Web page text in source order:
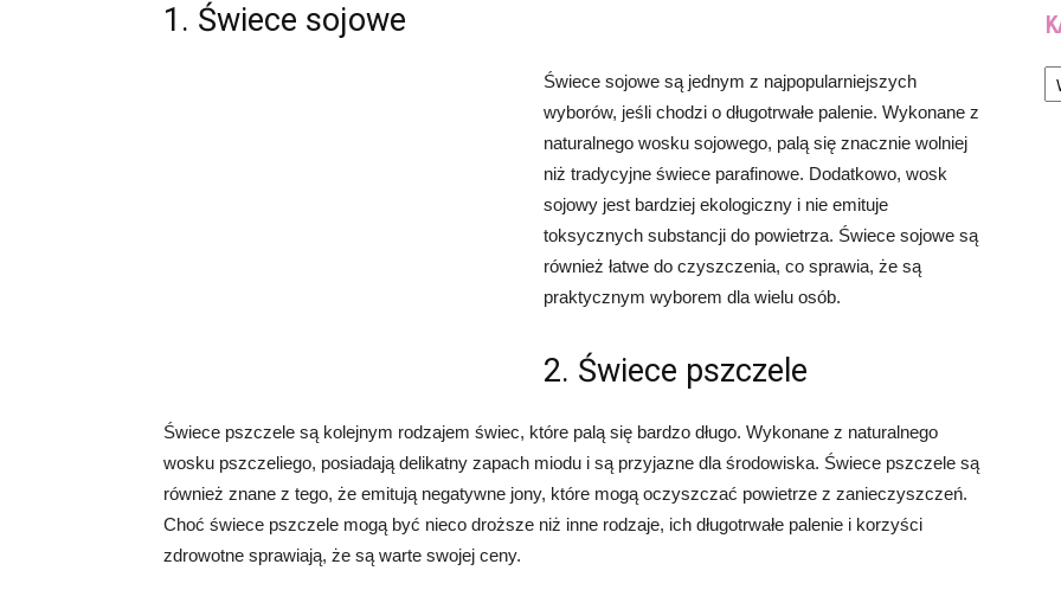
1. Świece sojowe
Świece sojowe są jednym z najpopularniejszych
wyborów, jeśli chodzi o długotrwałe palenie. Wykonane z
naturalnego wosku sojowego, palą się znacznie wolniej
niż tradycyjne świece parafinowe. Dodatkowo, wosk
sojowy jest bardziej ekologiczny i nie emituje
toksycznych substancji do powietrza. Świece sojowe są
również łatwe do czyszczenia, co sprawia, że są
praktycznym wyborem dla wielu osób.
2. Świece pszczele
Świece pszczele są kolejnym rodzajem świec, które palą się bardzo długo. Wykonane z naturalnego
wosku pszczeliego, posiadają delikatny zapach miodu i są przyjazne dla środowiska. Świece pszczele są
również znane z tego, że emitują negatywne jony, które mogą oczyszczać powietrze z zanieczyszczeń.
Choć świece pszczele mogą być nieco droższe niż inne rodzaje, ich długotrwałe palenie i korzyści
zdrowotne sprawiają, że są warte swojej ceny.